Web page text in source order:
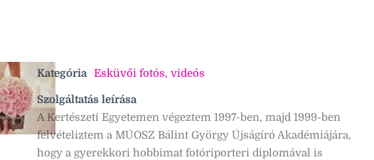
Kategória Esküvői fotós, videós
Szolgáltatás leírása
A Kertészeti Egyetemen végeztem 1997-ben, majd 1999-ben
felvételiztem a MÚOSZ Bálint György Újságíró Akadémiájára,
hogy a gyerekkori hobbimat fotóriporteri diplomával is